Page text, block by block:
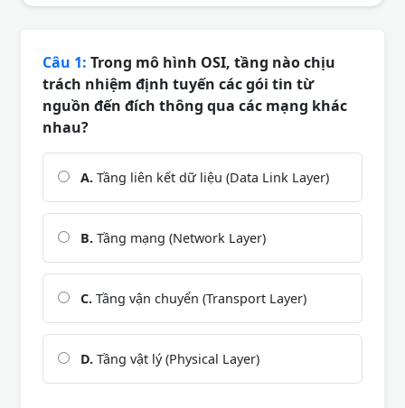
Câu 1: Trong mô hình OSI, tầng nào chịu
trách nhiệm định tuyến các gói tin từ
nguồn đến đích thông qua các mạng khác
nhau?
A. Tầng liên kết dữ liệu (Data Link Layer)
B. Tầng mạng (Network Layer)
C. Tầng vận chuyển (Transport Layer)
D. Tầng vật lý (Physical Layer)